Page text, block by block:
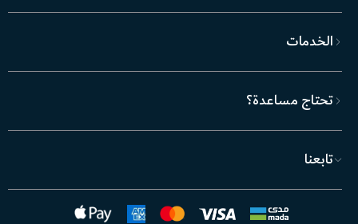
الخدمات
تحتاج مساعدة؟
تابعنا